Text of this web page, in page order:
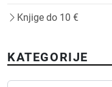
Knjige do 10 €
KATEGORIJE